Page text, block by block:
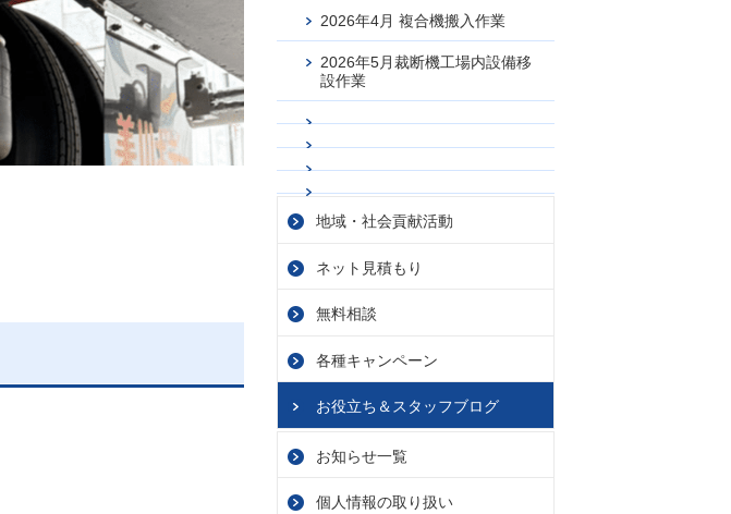
2026年4月 複合機搬入作業
2026年5月裁断機工場内設備移
設作業
地域・社会貢献活動
ネット見積もり
無料相談
各種キャンペーン
お役立ち＆スタッフブログ
お知らせ一覧
個人情報の取り扱い